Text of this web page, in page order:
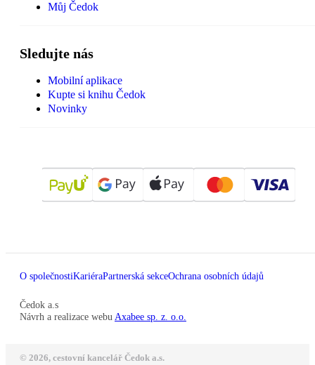
Můj Čedok
Sledujte nás
Mobilní aplikace
Kupte si knihu Čedok
Novinky
O společnostiKariéraPartnerská sekceOchrana osobních údajů
Čedok a.s
Návrh a realizace webu Axabee sp. z. o.o.
© 2026, cestovní kancelář Čedok a.s.